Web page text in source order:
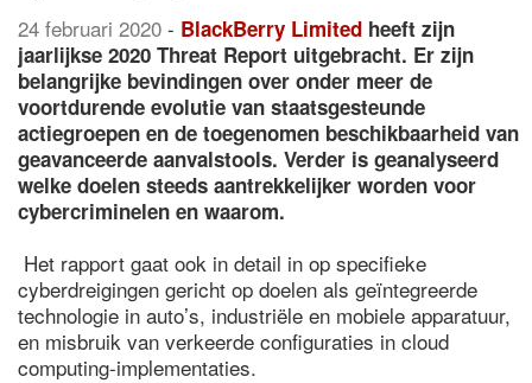
24 februari 2020 - BlackBerry Limited heeft zijn
jaarlijkse 2020 Threat Report uitgebracht. Er zijn
belangrijke bevindingen over onder meer de
voortdurende evolutie van staatsgesteunde
actiegroepen en de toegenomen beschikbaarheid van
geavanceerde aanvalstools. Verder is geanalyseerd
welke doelen steeds aantrekkelijker worden voor
cybercriminelen en waarom.
Het rapport gaat ook in detail in op specifieke
cyberdreigingen gericht op doelen als geïntegreerde
technologie in auto’s, industriële en mobiele apparatuur,
en misbruik van verkeerde configuraties in cloud
computing-implementaties.